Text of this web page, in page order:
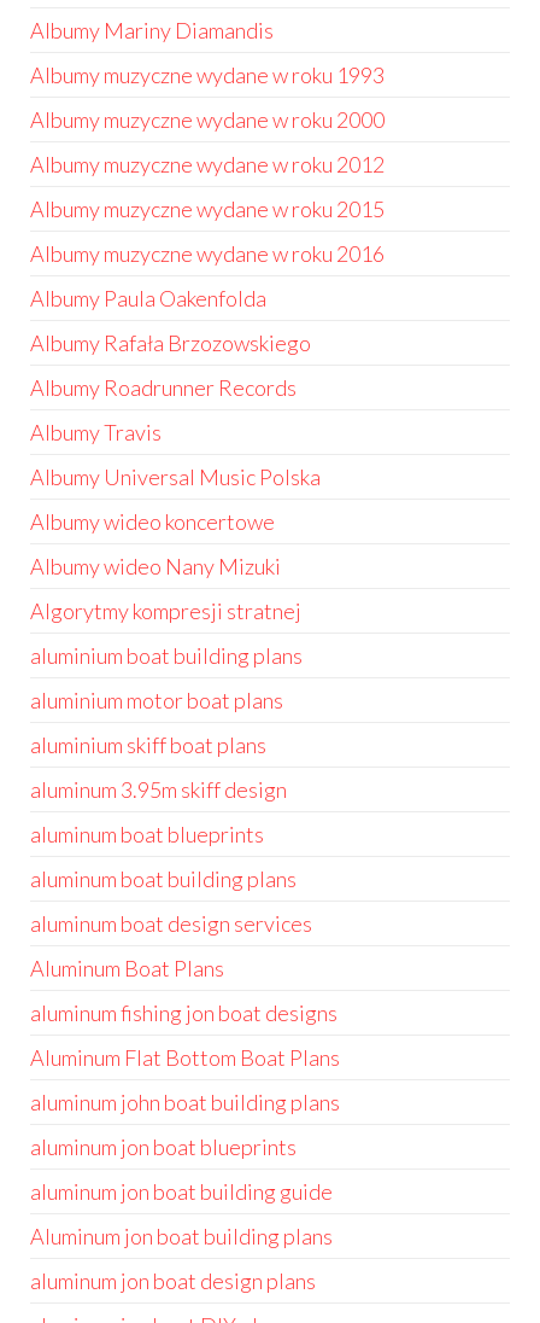
Albumy Mariny Diamandis
Albumy muzyczne wydane w roku 1993
Albumy muzyczne wydane w roku 2000
Albumy muzyczne wydane w roku 2012
Albumy muzyczne wydane w roku 2015
Albumy muzyczne wydane w roku 2016
Albumy Paula Oakenfolda
Albumy Rafała Brzozowskiego
Albumy Roadrunner Records
Albumy Travis
Albumy Universal Music Polska
Albumy wideo koncertowe
Albumy wideo Nany Mizuki
Algorytmy kompresji stratnej
aluminium boat building plans
aluminium motor boat plans
aluminium skiff boat plans
aluminum 3.95m skiff design
aluminum boat blueprints
aluminum boat building plans
aluminum boat design services
Aluminum Boat Plans
aluminum fishing jon boat designs
Aluminum Flat Bottom Boat Plans
aluminum john boat building plans
aluminum jon boat blueprints
aluminum jon boat building guide
Aluminum jon boat building plans
aluminum jon boat design plans